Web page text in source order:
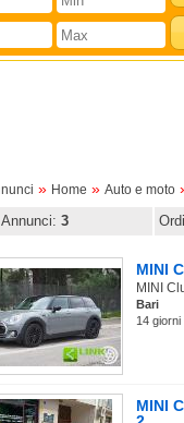
» Home » Auto e moto
3
MINI
MINI
Bari
14 giorni
MINI